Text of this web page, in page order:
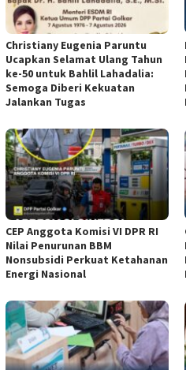
Christiany Eugenia Paruntu
Ucapkan Selamat Ulang Tahun
ke-50 untuk Bahlil Lahadalia:
Semoga Diberi Kekuatan
Jalankan Tugas
CEP Anggota Komisi VI DPR RI
Nilai Penurunan BBM
Nonsubsidi Perkuat Ketahanan
Energi Nasional